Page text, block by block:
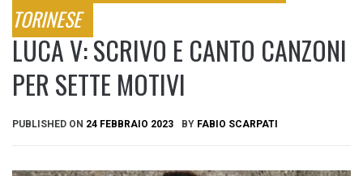
TORINESE
LUCA V: SCRIVO E CANTO CANZONI
PER SETTE MOTIVI
PUBLISHED ON 24 FEBBRAIO 2023 BY FABIO SCARPATI